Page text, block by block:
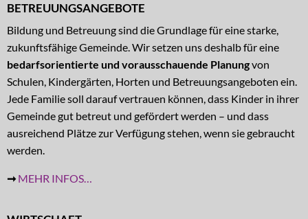
BETREUUNGSANGEBOTE
Bildung und Betreuung sind die Grundlage für eine starke,
zukunftsfähige Gemeinde. Wir setzen uns deshalb für eine
bedarfsorientierte und vorausschauende Planungvon
Schulen, Kindergärten, Horten und Betreuungsangeboten ein.
Jede Familie soll darauf vertrauen können, dass Kinder in ihrer
Gemeinde gut betreut und gefördert werden – und dass
ausreichend Plätze zur Verfügung stehen, wenn sie gebraucht
werden.
➞MEHR INFOS…